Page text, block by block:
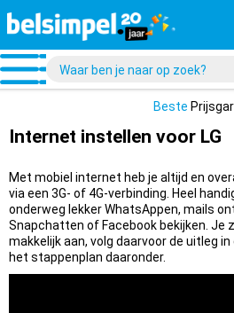
Beste
Internet instellen voor LG
Met mobiel internet heb je altijd en
via een 3G- of 4G-verbinding. Heel
onderweg lekker WhatsAppen, mails
Snapchatten of Facebook bekijken. Je
makkelijk aan, volg daarvoor de uitleg
het stappenplan daaronder.